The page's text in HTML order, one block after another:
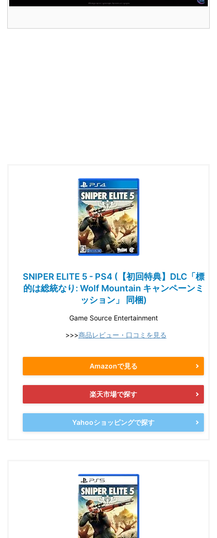
SNIPER ELITE 5 - PS4 (【初回特典】DLC「標
的は総統なり: Wolf Mountain キャンペーンミ
ッション」 同梱)
Game Source Entertainment
>>>商品レビュー・口コミを見る
Amazonで見る
楽天市場で探す
Yahooショッピングで探す